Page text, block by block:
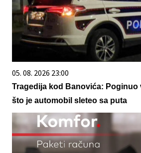
05. 08. 2026 23:00
Tragedija kod Banovića: Poginuo
što je automobil sleteo sa puta